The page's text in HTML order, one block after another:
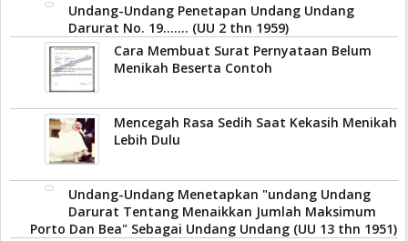
Undang-Undang Penetapan Undang Undang
Darurat No. 19....... (UU 2 thn 1959)
Cara Membuat Surat Pernyataan Belum
Menikah Beserta Contoh
Mencegah Rasa Sedih Saat Kekasih Menikah
Lebih Dulu
Undang-Undang Menetapkan "undang Undang
Darurat Tentang Menaikkan Jumlah Maksimum
Porto Dan Bea" Sebagai Undang Undang (UU 13 thn 1951)